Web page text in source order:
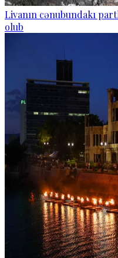
Livanın cənubundakı
olub